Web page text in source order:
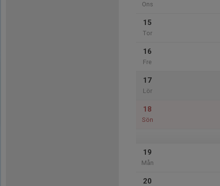
Ons
15
Tor
16
Fre
17
Lör
18
Sön
19
Mån
20